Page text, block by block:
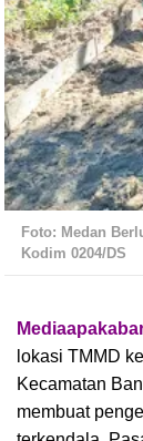
Foto: Medan
Kodim 0204/DS
lokasi TMMD
Kecamatan
membuat